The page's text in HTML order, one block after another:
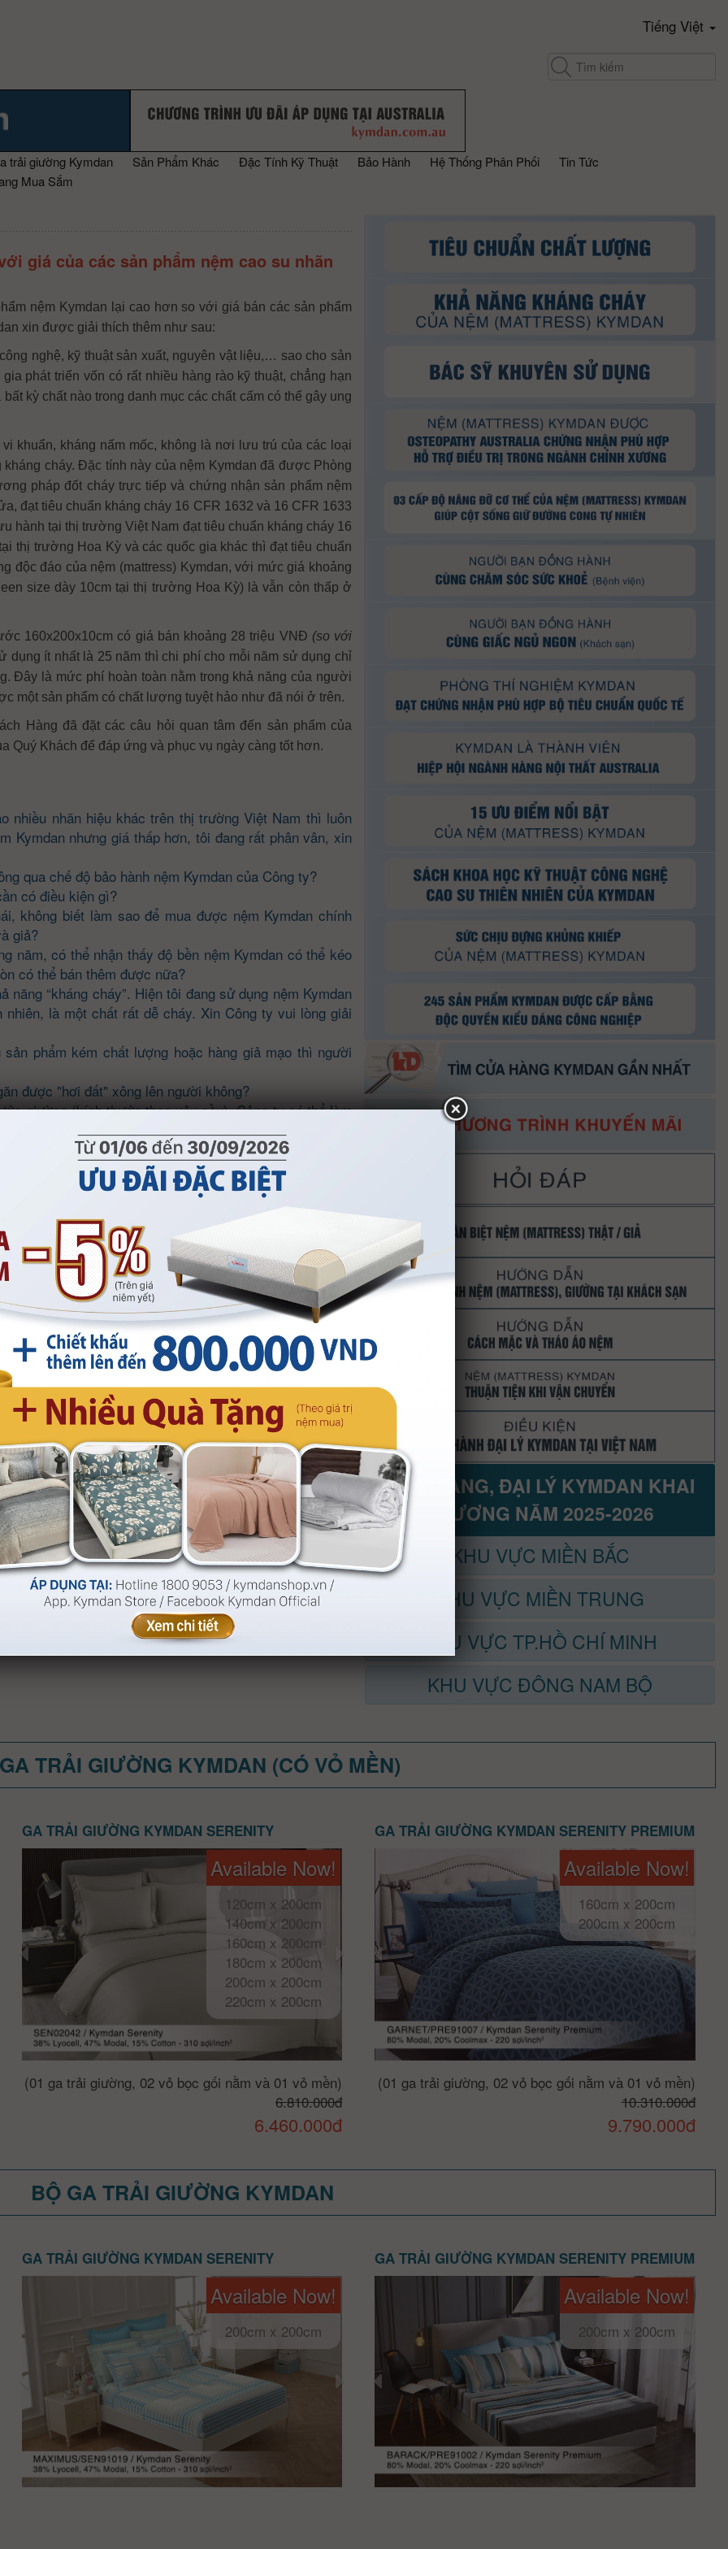
Tiếng Việt
trải giường Kymdan Sản Phẩm Khác Đặc Tính Kỹ Thuật Bảo Hành Hệ Thống Phân Phối
Tin Tức
Mua Sắm
giá của các sản phẩm nệm cao su nhãn
nệm Kymdan lại cao hơn so với giá bán các sản phẩm
xin được giải thích thêm như sau:
nghệ, kỹ thuật sản xuất, nguyên vật liệu,… sao cho sản
phát triển vốn có rất nhiều hàng rào kỹ thuật, chẳng hạn
kỳ chất nào trong danh mục các chất cấm có thể gây ung
khuẩn, kháng nấm mốc, không là nơi lưu trú của các loại
cháy. Đặc tính này của nệm Kymdan đã được Phòng
pháp đốt cháy trực tiếp và chứng nhận sản phẩm nệm
đạt tiêu chuẩn kháng cháy 16 CFR 1632 và 16 CFR 1633
hành tại thị trường Việt Nam đạt tiêu chuẩn kháng cháy 16
thị trường Hoa Kỳ và các quốc gia khác thì đạt tiêu chuẩn
độc đáo của nệm (mattress) Kymdan, với mức giá khoảng
size dày 10cm tại thị trường Hoa Kỳ) là vẫn còn thấp ở
160x200x10cm có giá bán khoảng 28 triệu VNĐ (so với
dụng ít nhất là 25 năm thì chi phí cho mỗi năm sử dụng chỉ
Đây là mức phí hoàn toàn nằm trong khả năng của người
một sản phẩm có chất lượng tuyệt hảo như đã nói ở trên.
Hàng đã đặt các câu hỏi quan tâm đến sản phẩm của
Quý Khách để đáp ứng và phục vụ ngày càng tốt hơn.
nhiều nhãn hiệu khác trên thị trường Việt Nam thì luôn
nhưng giá thấp hơn, tôi đang rất phân vân, xin
qua chế độ bảo hành nệm Kymdan của Công ty?
có điều kiện gì?
không biết làm sao để mua được nệm Kymdan chính
giả?
năm, có thể nhận thấy độ bền nệm Kymdan có thể kéo
có thể bán thêm được nữa?
“kháng cháy”. Hiện tôi đang sử dụng nệm Kymdan
là một chất rất dễ cháy. Xin Công ty vui lòng giải
phẩm kém chất lượng hoặc hàng giả mạo thì người
được "hơi đất" xông lên người không?
giường (kích thước theo yêu cầu), Công ty có thể làm
thời gian đặt hàng là bao lâu?
ơn" bằng cách nào?
cũ lấy nệm mới, không biết hiện tại Công ty còn tổ
gia được không?
-Bộ ga trải giường Kymdan
Khách Hàng đã đặt các câu hỏi quan tâm đến sản
nhu cầu thật sự của Quý Khách để đáp ứng và
càng tốt hơn.
CỬA HÀNG, ĐẠI LÝ KYMDAN KHAI
TRƯƠNG NĂM 2025-2026
KHU VỰC MIỀN BẮC
KHU VỰC MIỀN TRUNG
KHU VỰC TP.HỒ CHÍ MINH
KHU VỰC ĐÔNG NAM BỘ
TRẢI GIƯỜNG KYMDAN (CÓ VỎ MỀN)
GA TRẢI GIƯỜNG KYMDAN SERENITY
Available Now!
120cm x 200cm
140cm x 200cm
160cm x 200cm
180cm x 200cm
200cm x 200cm
220cm x 200cm
(01 ga trải giường, 02 vỏ bọc gối nằm và 01 vỏ mền)
6.810.000đ
6.460.000đ
GA TRẢI GIƯỜNG KYMDAN SERENITY PREMIUM
Available Now!
160cm x 200cm
200cm x 200cm
(01 ga trải giường, 02 vỏ bọc gối nằm và 01 vỏ mền)
10.310.000đ
9.790.000đ
BỘ GA TRẢI GIƯỜNG KYMDAN
GA TRẢI GIƯỜNG KYMDAN SERENITY
Available Now!
200cm x 200cm
GA TRẢI GIƯỜNG KYMDAN SERENITY PREMIUM
Available Now!
200cm x 200cm